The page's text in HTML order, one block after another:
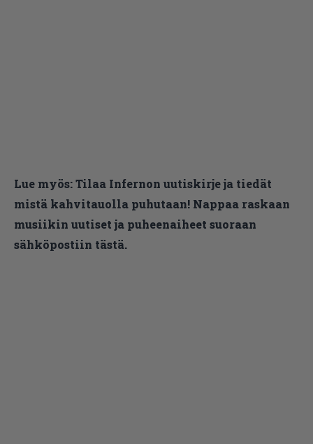
Lue myös:Tilaa Infernon uutiskirje ja tiedät
mistä kahvitauolla puhutaan! Nappaa raskaan
musiikin uutiset ja puheenaiheet suoraan
sähköpostiin tästä.